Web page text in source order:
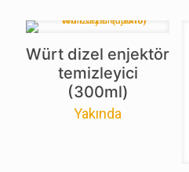
Würt dizel enjektör
temizleyici
(300ml)
Yakında